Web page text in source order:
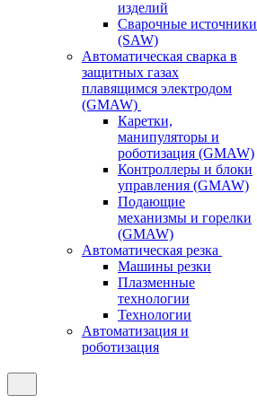
изделий
Сварочные источники
(SAW)
Автоматическая сварка в
защитных газах
плавящимся электродом
(GMAW)
Каретки,
манипуляторы и
роботизация (GMAW)
Контроллеры и блоки
управления (GMAW)
Подающие
механизмы и горелки
(GMAW)
Автоматическая резка
Машины резки
Плазменные
технологии
Технологии
Автоматизация и
роботизация